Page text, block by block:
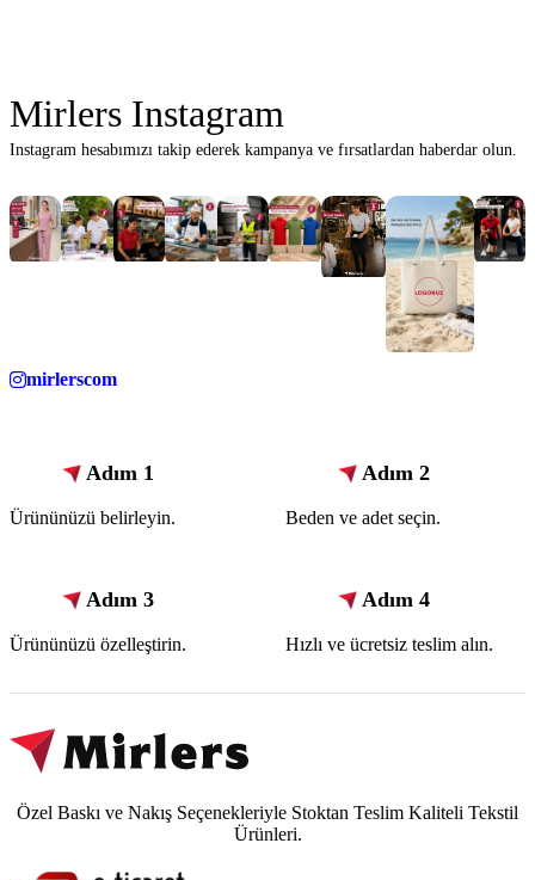
Mirlers Instagram
Instagram hesabımızı takip ederek kampanya ve fırsatlardan haberdar olun.
mirlerscom
Adım 1
Ürününüzü belirleyin.
Adım 2
Beden ve adet seçin.
Adım 3
Ürününüzü özelleştirin.
Adım 4
Hızlı ve ücretsiz teslim alın.
Özel Baskı ve Nakış Seçenekleriyle Stoktan Teslim Kaliteli Tekstil
Ürünleri.